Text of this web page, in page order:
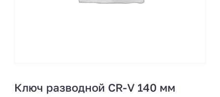
Ключ разводной CR-V 140 мм